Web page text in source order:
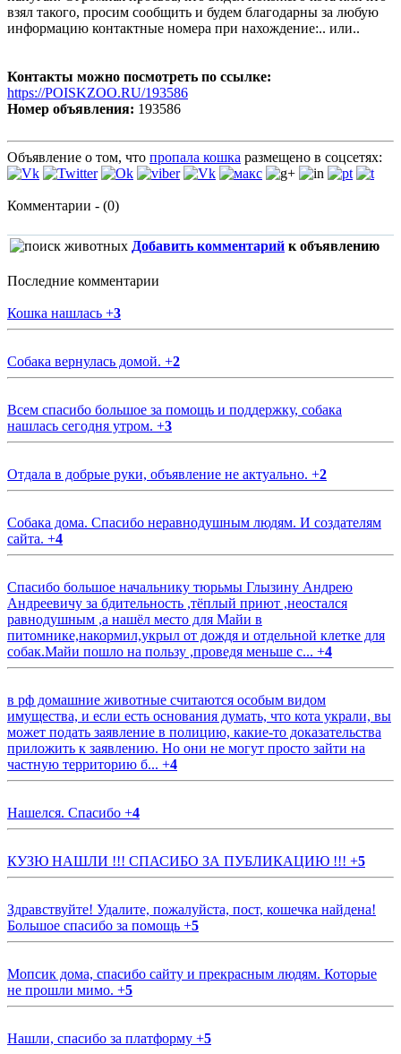
взял такого, просим сообщить и будем благодарны за любую
информацию контактные номера при нахождение:.. или..
Контакты можно посмотреть по ссылке:
https://POISKZOO.RU/193586
Номер объявления: 193586
Объявление о том, что пропала кошка размещено в соцсетях:
Комментарии - (0)
Добавить комментарий к объявлению
Последние комментарии
Кошка нашлась +3
Собака вернулась домой. +2
Всем спасибо большое за помощь и поддержку, собака
нашлась сегодня утром. +3
Отдала в добрые руки, объявление не актуально. +2
Собака дома. Спасибо неравнодушным людям. И создателям
сайта. +4
Спасибо большое начальнику тюрьмы Глызину Андрею
Андреевичу за бдительность ,тёплый приют ,неостался
равнодушным ,а нашёл место для Майи в
питомнике,накормил,укрыл от дождя и отдельной клетке для
собак.Майи пошло на пользу ,проведя меньше с... +4
в рф домашние животные считаются особым видом
имущества, и если есть основания думать, что кота украли, вы
может подать заявление в полицию, какие-то доказательства
приложить к заявлению. Но они не могут просто зайти на
частную территорию б... +4
Нашелся. Спасибо +4
КУЗЮ НАШЛИ !!! СПАСИБО ЗА ПУБЛИКАЦИЮ !!! +5
Здравствуйте! Удалите, пожалуйста, пост, кошечка найдена!
Большое спасибо за помощь +5
Мопсик дома, спасибо сайту и прекрасным людям. Которые
не прошли мимо. +5
Нашли, спасибо за платформу +5